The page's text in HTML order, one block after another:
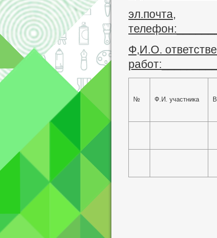
эл.почта,
Ф,И.О.
№ Ф.И. участника